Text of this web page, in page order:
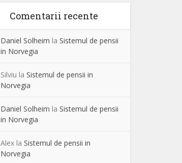
Comentarii recente
Daniel Solheim la Sistemul de pensii
in Norvegia
Silviu la Sistemul de pensii in
Norvegia
Daniel Solheim la Sistemul de pensii
in Norvegia
Alex la Sistemul de pensii in
Norvegia